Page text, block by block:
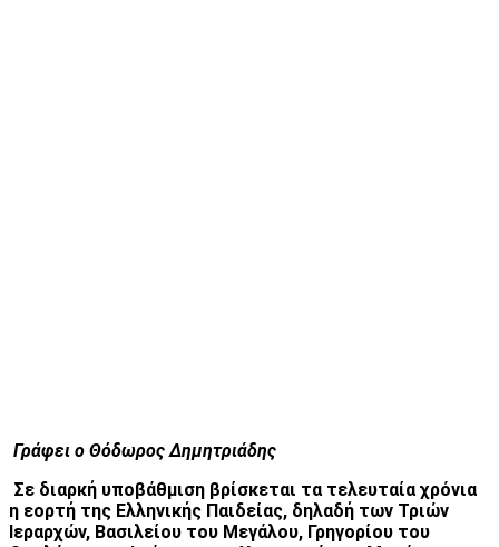
Γράφει ο Θόδωρος Δημητριάδης
Σε διαρκή υποβάθμιση βρίσκεται τα τελευταία χρόνια
η εορτή της Ελληνικής Παιδείας, δηλαδή των Τριών
Ιεραρχών, Βασιλείου του Μεγάλου, Γρηγορίου του